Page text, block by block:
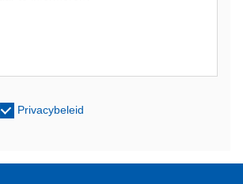
Privacybeleid